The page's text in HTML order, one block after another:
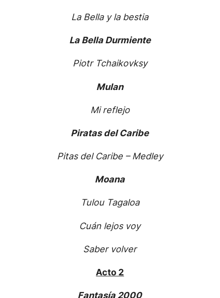
La Bella y la bestia
La Bella Durmiente
Piotr Tchaikovksy
Mulan
Mi reflejo
Piratas del Caribe
Pitas del Caribe – Medley
Moana
Tulou Tagaloa
Cuán lejos voy
Saber volver
Acto 2
Fantasía 2000